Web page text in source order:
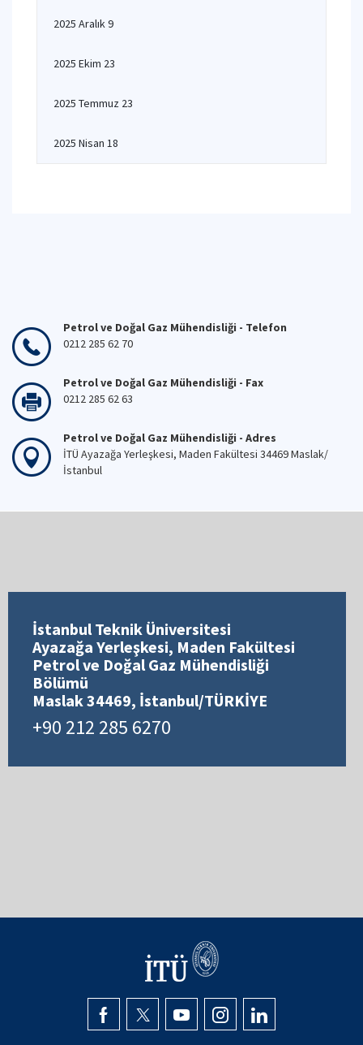
2025 Aralık 9
2025 Ekim 23
2025 Temmuz 23
2025 Nisan 18
Petrol ve Doğal Gaz Mühendisliği - Telefon
0212 285 62 70
Petrol ve Doğal Gaz Mühendisliği - Fax
0212 285 62 63
Petrol ve Doğal Gaz Mühendisliği - Adres
İTÜ Ayazağa Yerleşkesi, Maden Fakültesi 34469 Maslak/
İstanbul
İstanbul Teknik Üniversitesi
Ayazağa Yerleşkesi, Maden Fakültesi
Petrol ve Doğal Gaz Mühendisliği
Bölümü
Maslak 34469, İstanbul/TÜRKİYE
+90 212 285 6270